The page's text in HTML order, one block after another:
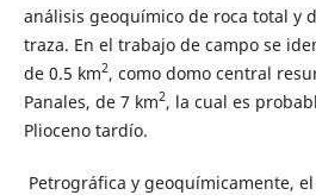
análisis geoquímico de roca total y
traza. En el trabajo de campo se
de 0.5 km2, como domo central
Panales, de 7 km2, la cual es
Plioceno tardío.
Petrográfica y geoquímicamente,